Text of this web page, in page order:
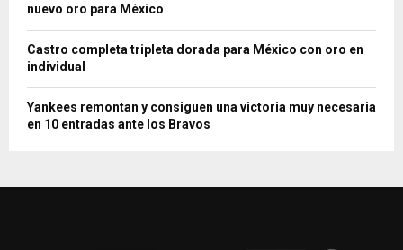
nuevo oro para México
Castro completa tripleta dorada para México con oro en
individual
Yankees remontan y consiguen una victoria muy necesaria
en 10 entradas ante los Bravos